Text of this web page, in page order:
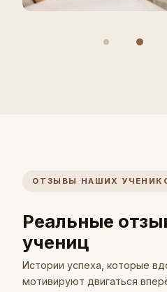
ОТЗЫВЫ НАШИХ
Реальные
учениц
Истории успеха, которые
мотивируют двигаться